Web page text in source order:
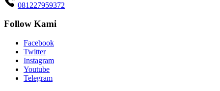
081227959372
Follow Kami
Facebook
Twitter
Instagram
Youtube
Telegram